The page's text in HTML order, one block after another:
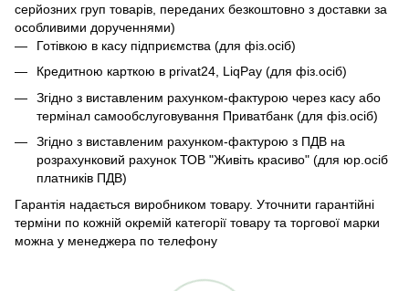
серйозних груп товарів, переданих безкоштовно з доставки за
особливими дорученнями)
Готівкою в касу підприємства (для фіз.осіб)
Кредитною карткою в privat24, LiqPay (для фіз.осіб)
Згідно з виставленим рахунком-фактурою через касу або
термінал самообслуговування Приватбанк (для фіз.осіб)
Згідно з виставленим рахунком-фактурою з ПДВ на
розрахунковий рахунок ТОВ "Живіть красиво" (для юр.осіб
платників ПДВ)
Гарантія надається виробником товару. Уточнити гарантійні
терміни по кожній окремій категорії товару та торгової марки
можна у менеджера по телефону